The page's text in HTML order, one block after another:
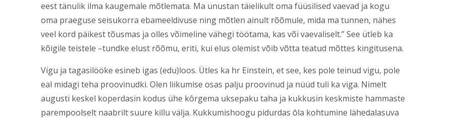
eest tänulik ilma kaugemale mõtlemata. Ma unustan täielikult oma füüsilised vaevad ja kogu
oma praeguse seisukorra ebameeldivuse ning mõtlen ainult rõõmule, mida ma tunnen, nähes
veel kord päikest tõusmas ja olles võimeline vähegi töötama, kas või vaevaliselt.” See ütleb ka
kõigile teistele –tundke elust rõõmu, eriti, kui elus olemist võib võtta teatud mõttes kingitusena.
Vigu ja tagasilööke esineb igas (edu)loos. Ütles ka hr Einstein, et see, kes pole teinud vigu, pole
eal midagi teha proovinudki. Olen liikumise osas palju proovinud ja nüüd tuli ka viga. Nimelt
augusti keskel koperdasin kodus ühe kôrgema uksepaku taha ja kukkusin keskmiste hammaste
parempoolselt naabrilt suure killu välja. Kukkumishoogu pidurdas ôla kohtumine lähedalasuva